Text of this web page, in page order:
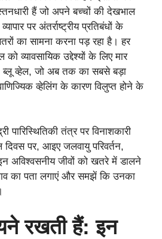
हैं जो अपने बच्चों की देखभाल
पर अंतर्राष्ट्रीय प्रतिबंधों के
का सामना करना पड़ रहा है। हर
व्यावसायिक उद्देश्यों के लिए मार
ब्लू व्हेल, जो अब तक का सबसे बड़ा
व्हेलिंग के कारण विलुप्त होने के
पारिस्थितिकी तंत्र पर विनाशकारी
दिवस पर, आइए जलवायु परिवर्तन,
अविश्वसनीय जीवों को खतरे में डालने
का पता लगाएं और समझें कि उनका
रखती हैं: इन